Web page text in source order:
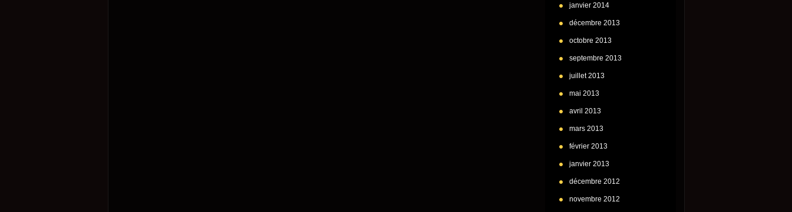
janvier 2014
décembre 2013
octobre 2013
septembre 2013
juillet 2013
mai 2013
avril 2013
mars 2013
février 2013
janvier 2013
décembre 2012
novembre 2012